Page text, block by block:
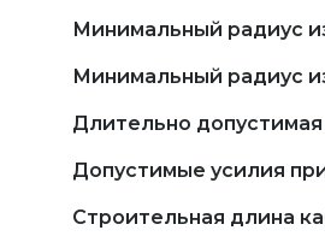
Минимальный радиус
Минимальный радиус
Длительно допустимая
Допустимые усилия
Строительная длина